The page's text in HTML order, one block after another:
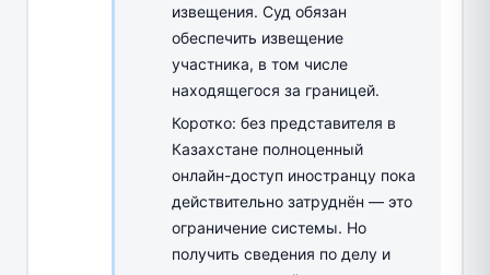
извещения. Суд обязан
обеспечить извещение
участника, в том числе
находящегося за границей.
Коротко: без представителя в
Казахстане полноценный
онлайн-доступ иностранцу пока
действительно затруднён — это
ограничение системы. Но
получить сведения по делу и